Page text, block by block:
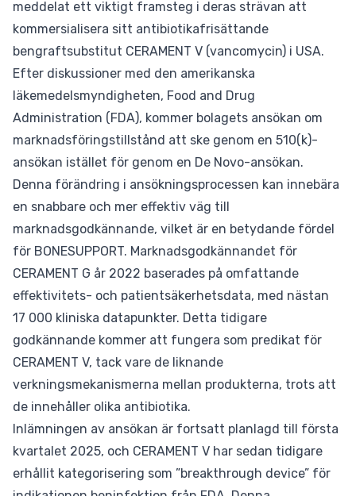
meddelat ett viktigt framsteg i deras strävan att
kommersialisera sitt antibiotikafrisättande
bengraftsubstitut CERAMENT V (vancomycin) i USA.
Efter diskussioner med den amerikanska
läkemedelsmyndigheten, Food and Drug
Administration (FDA), kommer bolagets ansökan om
marknadsföringstillstånd att ske genom en 510(k)-
ansökan istället för genom en De Novo-ansökan.
Denna förändring i ansökningsprocessen kan innebära
en snabbare och mer effektiv väg till
marknadsgodkännande, vilket är en betydande fördel
för BONESUPPORT. Marknadsgodkännandet för
CERAMENT G år 2022 baserades på omfattande
effektivitets- och patientsäkerhetsdata, med nästan
17 000 kliniska datapunkter. Detta tidigare
godkännande kommer att fungera som predikat för
CERAMENT V, tack vare de liknande
verkningsmekanismerna mellan produkterna, trots att
de innehåller olika antibiotika.
Inlämningen av ansökan är fortsatt planlagd till första
kvartalet 2025, och CERAMENT V har sedan tidigare
erhållit kategorisering som ”breakthrough device” för